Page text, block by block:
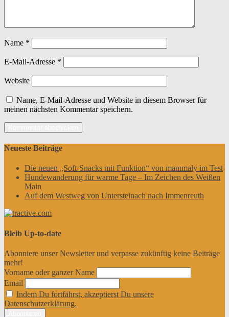
Name *
E-Mail-Adresse *
Website
Name, E-Mail-Adresse und Website in diesem Browser für
meinen nächsten Kommentar speichern.
Neueste Beiträge
Die neuen „Soft-Snacks mit Funktion“ von mammaly im Test
Hundewanderung für warme Tage – Im Zeichen des Weißen
Main
Auf dem Westweg von Untersteinach nach Immenreuth
Bleib Up-to-date
Abonniere unser Newsletter und verpasse zukünftig keine Beiträge
mehr!
Vorname oder ganzer Name
Email
Indem Du fortfährst, akzeptierst Du unsere
Datenschutzerklärung.